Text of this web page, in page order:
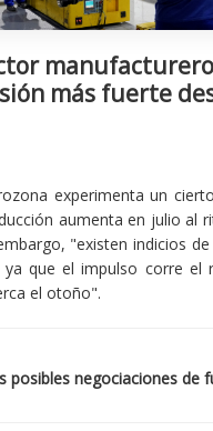
más fuerte
experimenta un
aumenta en julio al
"existen indicios
que el impulso corre el
el otoño".
posibles negociaciones de